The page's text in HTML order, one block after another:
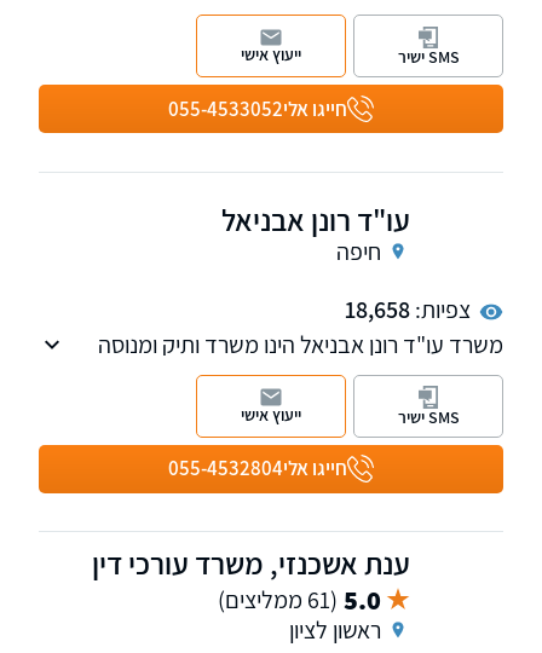
שירותי נוטריון ואזרחות זרה.
חייגו אלי055-4533052
SMS ישיר ייעוץ אישי
עו"ד רונן אבניאל
חיפה
צפיות:18,658
משרד עו"ד רונן אבניאל הינו משרד ותיק ומנוסה
החל משנת 1999, עו"ד אבניאל עוסק מי זה שנים
רבות בניהול תיקי נזיקין וביטוח לאומי. למשרד
שלוחות בגבעתיים, רחובות, ראש פינה, באר שבע,
חיפה וירושלים
חייגו אלי055-4532804
SMS ישיר ייעוץ אישי
ענת אשכנזי, משרד עורכי דין
5.0 (61 ממליצים)
ראשון לציון